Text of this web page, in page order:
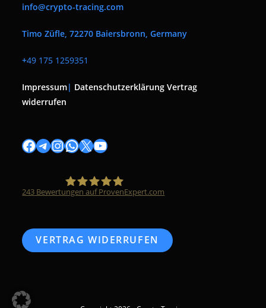
info@crypto-tracing.com
Timo Züfle, 72270 Baiersbronn, Germany
+49 175 1259351
Impressum| Datenschutzerklärung Vertrag
widerrufen
Facebook
Telegram
Instagram
WhatsApp
X YouTube
243 Bewertungen auf ProvenExpert.com
VERTRAG WIDERRUFEN